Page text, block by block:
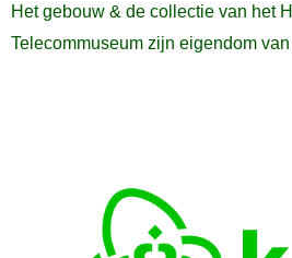
Het gebouw & de collectie van het
Telecommuseum zijn eigendom